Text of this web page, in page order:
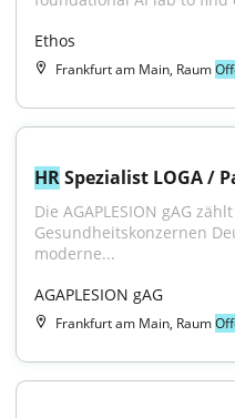
Ethos
Frankfurt am Main, Raum
HR Spezialist LOGA /
Die AGAPLESION gAG
Gesundheitskonzernen
moderne...
AGAPLESION gAG
Frankfurt am Main, Raum